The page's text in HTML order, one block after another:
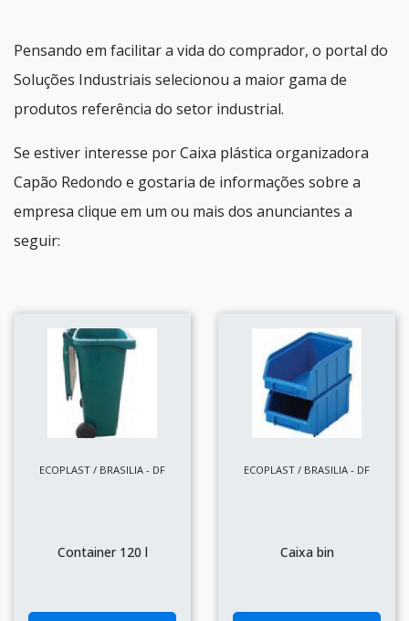
Pensando em facilitar a vida do comprador, o portal do
Soluções Industriais selecionou a maior gama de
produtos referência do setor industrial.
Se estiver interesse por Caixa plástica organizadora
Capão Redondo e gostaria de informações sobre a
empresa clique em um ou mais dos anunciantes a
seguir:
ECOPLAST / BRASILIA - DF
Container 120 l
ECOPLAST / BRASILIA - DF
Caixa bin